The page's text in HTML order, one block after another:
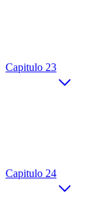
Capitulo 23
Capitulo 24